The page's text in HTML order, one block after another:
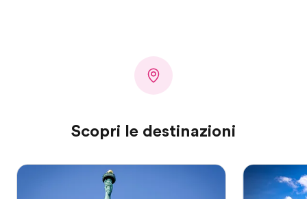
Scopri le destinazioni